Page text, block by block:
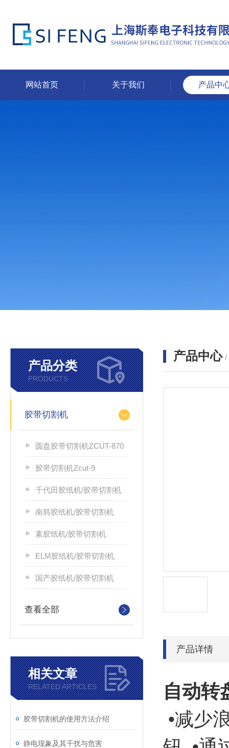
网站首页 关于我们 产品中
产品分类
PRODUCTS
胶带切割机
圆盘胶带切割机ZCUT-870
胶带切割机Zcut-9
千代田胶纸机/胶带切割机
南韩胶纸机/胶带切割机
素胶纸机/胶带切割机
ELM胶纸机/胶带切割机
国产胶纸机/胶带切割机
查看全部
相关文章
RELATED ARTICLES
胶带切割机的使用方法介绍
静电现象及其干扰与危害
产品中心 /
产品详情
自动转
•减少